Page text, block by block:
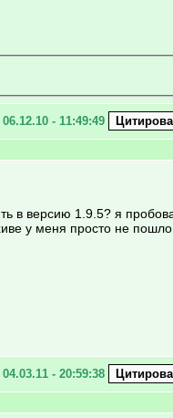
06.12.10 - 11:49:49
в версию 1.9.5? я
у меня просто не пошло
04.03.11 - 20:59:38